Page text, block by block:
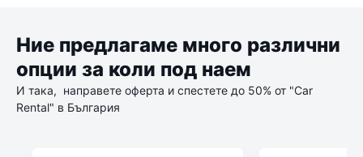
Ние предлагаме много различни
опции за коли под наем
И така, направете оферта и спестете до 50% от "Car
Rental" в България